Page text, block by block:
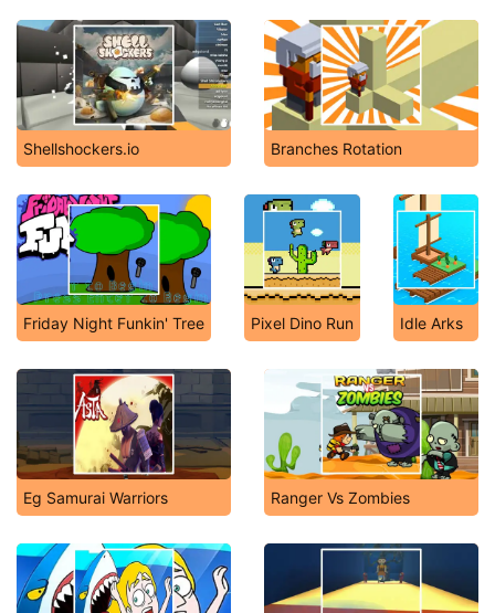
Shellshockers.io Branches Rotation
Friday Night Funkin' Tree Pixel Dino Run Idle Arks
Eg Samurai Warriors Ranger Vs Zombies